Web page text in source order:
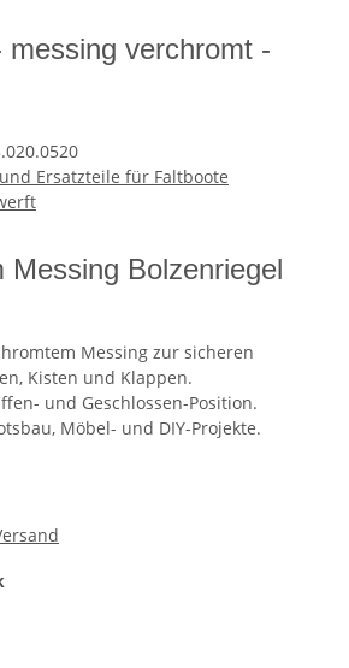
messing verchromt -
Ersatzteile für Faltboote
Messing Bolzenriegel
Messing zur sicheren
Kisten und Klappen.
und Geschlossen-Position.
Möbel- und DIY-Projekte.